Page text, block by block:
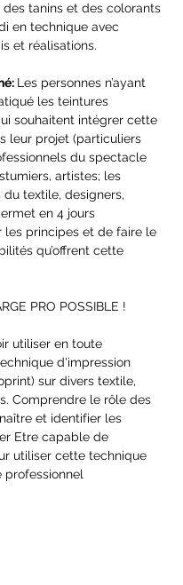
tanins et des colorants
en technique avec
et réalisations.
Les personnes n’ayant
les teintures
souhaitent intégrer cette
leur projet (particuliers
du spectacle
artistes; les
du textile, designers,
en 4 jours
les principes et de faire le
qu’offrent cette
PRO POSSIBLE !
utiliser en toute
d'impression
sur divers textile,
Comprendre le rôle des
et identifier les
Etre capable de
utiliser cette technique
professionnel